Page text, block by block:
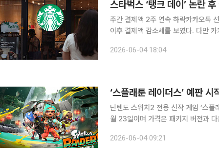
스타벅스 ‘탱크 데이’ 논란
주간 결제액 2주 연속 하락카카오톡 선물하기 교환권은
이후 결제액 감소세를 보였다. 다만
에 따르면 스타벅스의 5월 신용·체크
2026-06-04 18:04
‘스플래툰 레이더스’ 예판
닌텐도 스위치2 전용 신작 게임 ‘스플래툰
월 23일이며 가격은 패키지 버전과
툰’을 기반으로 한 첫 스핀오프 작품
2026-06-04 09:21